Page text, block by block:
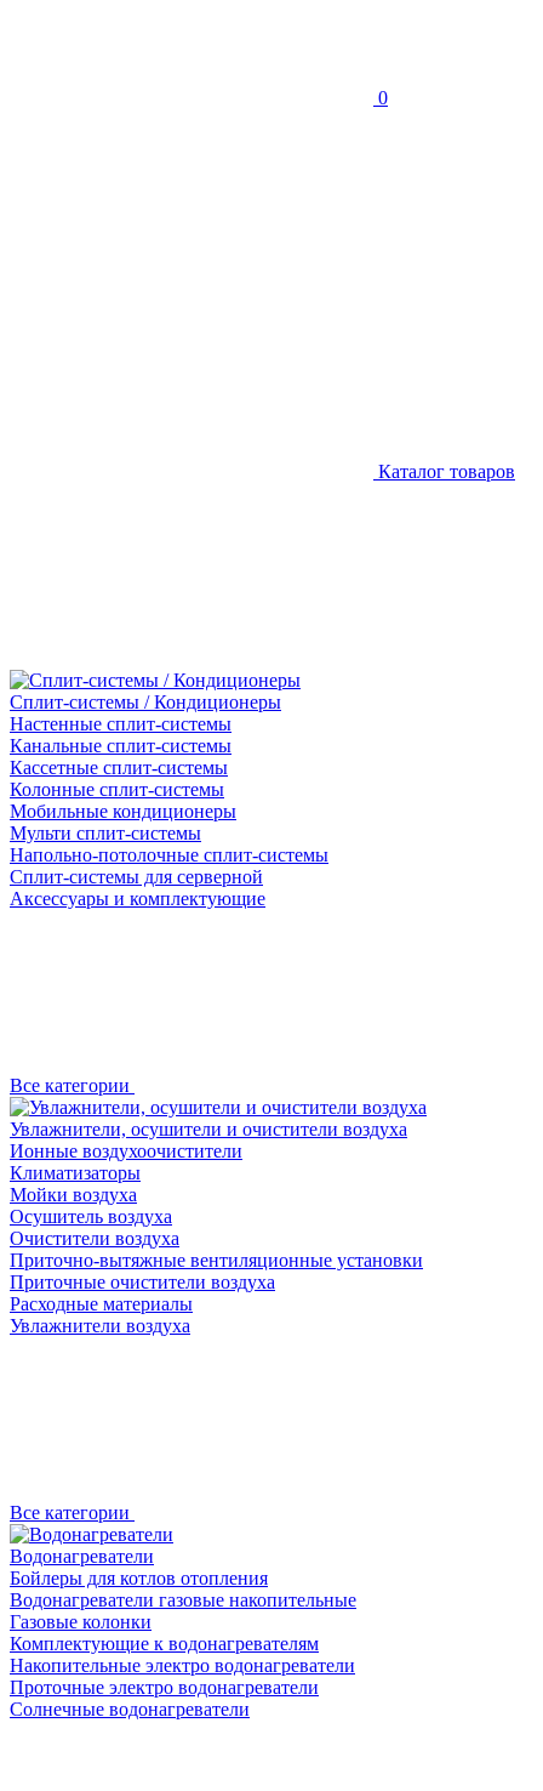
0
Каталог товаров
Сплит-системы / Кондиционеры
Настенные сплит-системы
Канальные сплит-системы
Кассетные сплит-системы
Колонные сплит-системы
Мобильные кондиционеры
Мульти сплит-системы
Напольно-потолочные сплит-системы
Сплит-системы для серверной
Аксессуары и комплектующие
Все категории
Увлажнители, осушители и очистители воздуха
Ионные воздухоочистители
Климатизаторы
Мойки воздуха
Осушитель воздуха
Очистители воздуха
Приточно-вытяжные вентиляционные установки
Приточные очистители воздуха
Расходные материалы
Увлажнители воздуха
Все категории
Водонагреватели
Бойлеры для котлов отопления
Водонагреватели газовые накопительные
Газовые колонки
Комплектующие к водонагревателям
Накопительные электро водонагреватели
Проточные электро водонагреватели
Солнечные водонагреватели